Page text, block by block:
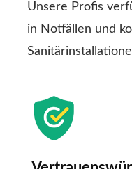
Unsere Profis
in Notfällen und